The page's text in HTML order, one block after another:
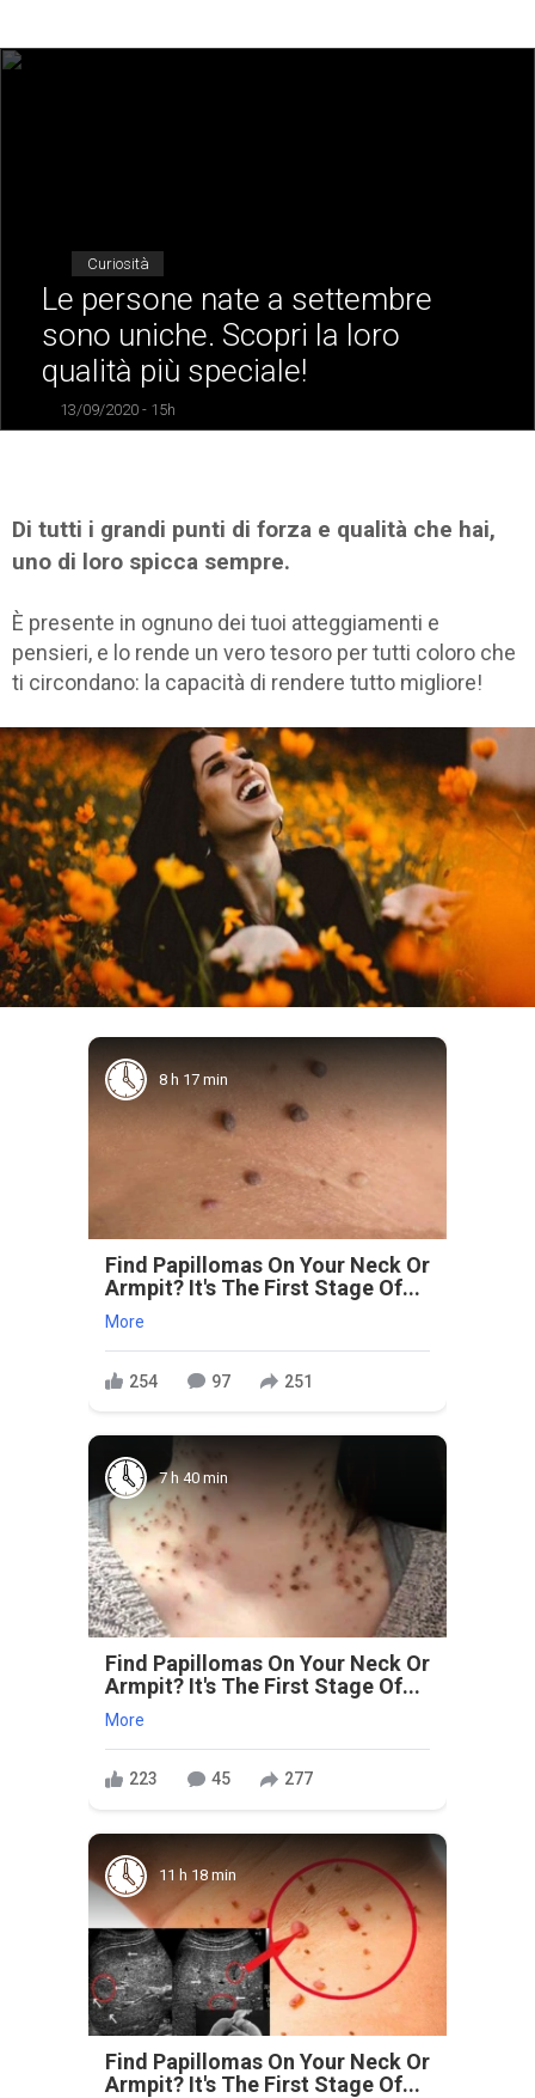
Curiosità
Le persone nate a settembre
sono uniche. Scopri la loro
qualità più speciale!
13/09/2020 - 15h
Di tutti i grandi punti di forza e qualità che hai,
uno di loro spicca sempre.
È presente in ognuno dei tuoi atteggiamenti e
pensieri, e lo rende un vero tesoro per tutti coloro che
ti circondano: la capacità di rendere tutto migliore!
8 h 17 min
Find Papillomas On Your Neck Or
Armpit? It's The First Stage Of...
More
254 97 251
7 h 40 min
Find Papillomas On Your Neck Or
Armpit? It's The First Stage Of...
More
223 45 277
11 h 18 min
Find Papillomas On Your Neck Or
Armpit? It's The First Stage Of...